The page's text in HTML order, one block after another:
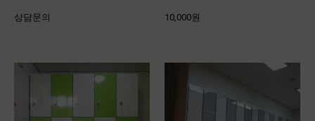
상담문의 10,000원